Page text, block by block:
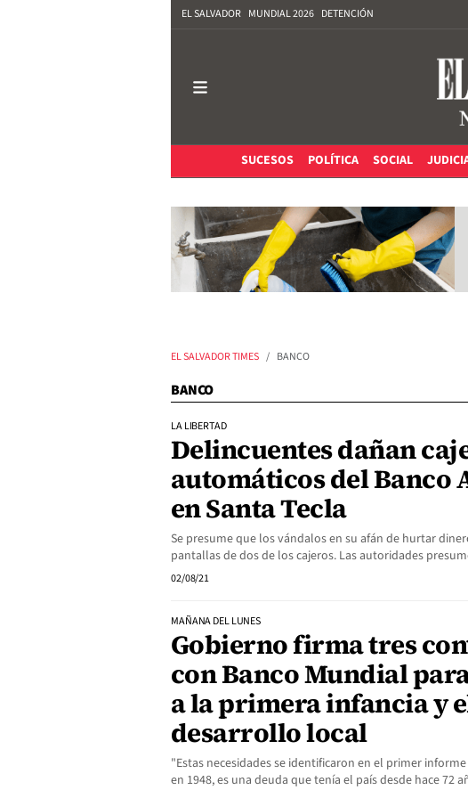
EL SALVADOR MUNDIAL 2026 DETENCIÓN
SUCESOS
POLÍTICA SOCIAL
EL SALVADOR TIMES BANCO
BANCO
LA LIBERTAD
Delincuentes dañan
automáticos del Banco
en Santa Tecla
Se presume que los vándalos en su afán de hurtar
pantallas de dos de los cajeros. Las autoridades
02/08/21
MAÑANA DEL LUNES
Gobierno firma tres
con Banco Mundial
a la primera infancia y
desarrollo local
"Estas necesidades se identificaron en el primer
en 1948, es una deuda que tenía el país desde hace 72